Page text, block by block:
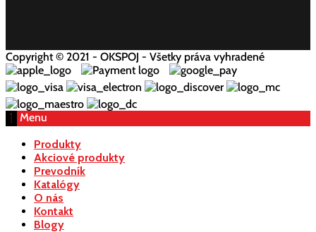
Copyright © 2021 - OKSPOJ - Všetky práva vyhradené
Menu
Produkty
Akciové produkty
Prevodník
Katalógy
O nás
Kontakt
Blogy